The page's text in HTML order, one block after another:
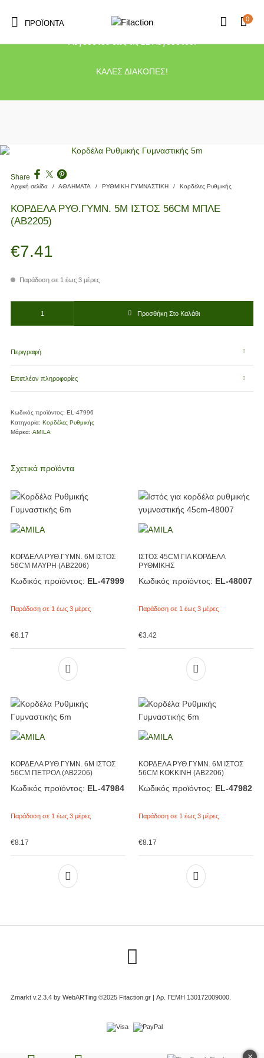
Το κατάστημα μας θα παραμείνει κλειστό λόγω διακοπών από τις 10
Αυγούστου έως τις 21 Αυγούστου.
ΚΑΛΕΣ ΔΙΑΚΟΠΕΣ!
ΠΡΟΪΌΝΤΑ
0
Αρχική σελίδα / ΑΘΛΗΜΑΤΑ / ΡΥΘΜΙΚΗ ΓΥΜΝΑΣΤΙΚΗ / Κορδέλες Ρυθμικής
ΚΟΡΔΕΛΑ ΡΥΘ.ΓΥΜΝ. 5M ΙΣΤΟΣ 56CM ΜΠΛΕ
(AB2205)
€7.41
Παράδοση σε 1 έως 3 μέρες
Προσθήκη Στο Καλάθι
Share
Περιγραφή
Επιπλέον πληροφορίες
Κωδικός προϊόντος: EL-47996
Κατηγορία: Κορδέλες Ρυθμικής
Μάρκα: AMILA
Σχετικά προϊόντα
ΚΟΡΔΕΛΑ ΡΥΘ.ΓΥΜΝ. 6M ΙΣΤΟΣ
56CM ΜΑΥΡΗ (AB2206)
Κωδικός προϊόντος: EL-47999
Παράδοση σε 1 έως 3 μέρες
€8.17
ΙΣΤΟΣ 45CM ΓΙΑ ΚΟΡΔΕΛΑ
ΡΥΘΜΙΚΗΣ
Κωδικός προϊόντος: EL-48007
Παράδοση σε 1 έως 3 μέρες
€3.42
ΚΟΡΔΕΛΑ ΡΥΘ.ΓΥΜΝ. 6M ΙΣΤΟΣ
56CM ΠΕΤΡΟΛ (AB2206)
Κωδικός προϊόντος: EL-47984
Παράδοση σε 1 έως 3 μέρες
€8.17
ΚΟΡΔΕΛΑ ΡΥΘ.ΓΥΜΝ. 6M ΙΣΤΟΣ
56CM ΚΟΚΚΙΝΗ (AB2206)
Κωδικός προϊόντος: EL-47982
Παράδοση σε 1 έως 3 μέρες
€8.17
Zmarkt v.2.3.4 by WebARTing ©2025 Fitaction.gr | Αρ. ΓΕΜΗ 130172009000.